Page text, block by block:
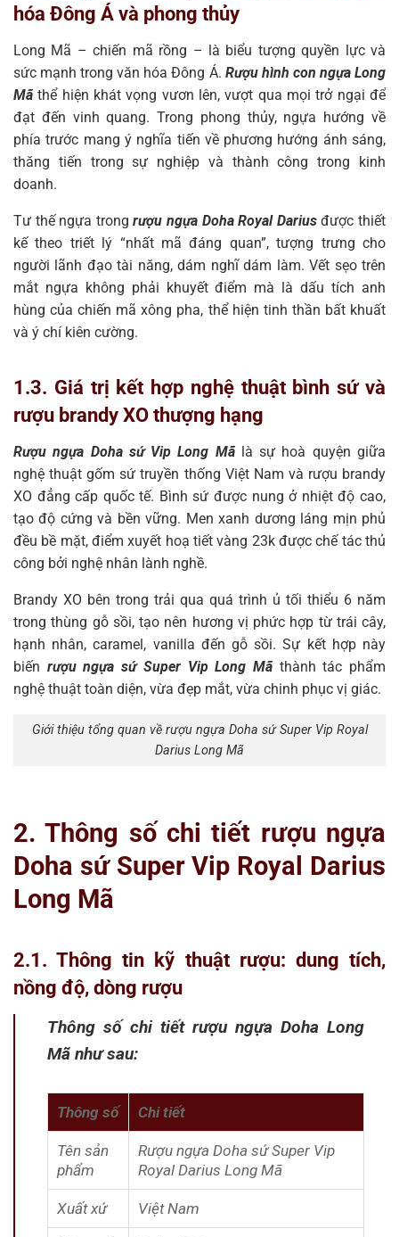
hóa Đông Á và phong thủy
Long Mã – chiến mã rồng – là biểu tượng quyền lực và
sức mạnh trong văn hóa Đông Á. Rượu hình con ngựa Long
Mã thể hiện khát vọng vươn lên, vượt qua mọi trở ngại để
đạt đến vinh quang. Trong phong thủy, ngựa hướng về
phía trước mang ý nghĩa tiến về phương hướng ánh sáng,
thăng tiến trong sự nghiệp và thành công trong kinh
doanh.
Tư thế ngựa trongrượu ngựa Doha Royal Dariusđược thiết
kế theo triết lý “nhất mã đáng quan”, tượng trưng cho
người lãnh đạo tài năng, dám nghĩ dám làm. Vết sẹo trên
mắt ngựa không phải khuyết điểm mà là dấu tích anh
hùng của chiến mã xông pha, thể hiện tinh thần bất khuất
và ý chí kiên cường.
1.3. Giá trị kết hợp nghệ thuật bình sứ và
rượu brandy XO thượng hạng
Rượu ngựa Doha sứ Vip Long Mãlà sự hoà quyện giữa
nghệ thuật gốm sứ truyền thống Việt Nam và rượu brandy
XO đẳng cấp quốc tế. Bình sứ được nung ở nhiệt độ cao,
tạo độ cứng và bền vững. Men xanh dương láng mịn phủ
đều bề mặt, điểm xuyết hoạ tiết vàng 23k được chế tác thủ
công bởi nghệ nhân lành nghề.
Brandy XO bên trong trải qua quá trình ủ tối thiểu 6 năm
trong thùng gỗ sồi, tạo nên hương vị phức hợp từ trái cây,
hạnh nhân, caramel, vanilla đến gỗ sồi. Sự kết hợp này
biến rượu ngựa sứ Super Vip Long Mãthành tác phẩm
nghệ thuật toàn diện, vừa đẹp mắt, vừa chinh phục vị giác.
Giới thiệu tổng quan về rượu ngựa Doha sứ Super Vip Royal
Darius Long Mã
2. Thông số chi tiết rượu ngựa
Doha sứ Super Vip Royal Darius
Long Mã
2.1. Thông tin kỹ thuật rượu: dung tích,
nồng độ, dòng rượu
Thông số chi tiết rượu ngựa Doha Long
Mã như sau:
Thông số Chi tiết
Tên sản
phẩm
Rượu ngựa Doha sứ Super Vip
Royal Darius Long Mã
Xuất xứ Việt Nam